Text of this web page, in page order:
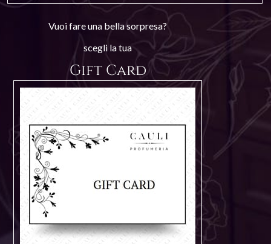
Vuoi fare una bella sorpresa?
scegli la tua
Gift Card